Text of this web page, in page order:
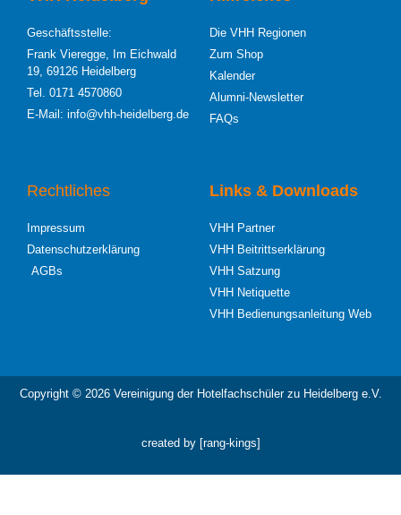
Geschäftsstelle:
Frank Vieregge, Im Eichwald
19, 69126 Heidelberg
Tel. 0171 4570860
E-Mail: info@vhh-heidelberg.de
Die VHH Regionen
Zum Shop
Kalender
Alumni-Newsletter
FAQs
Rechtliches
Impressum
Datenschutzerklärung
AGBs
Links & Downloads
VHH Partner
VHH Beitrittserklärung
VHH Satzung
VHH Netiquette
VHH Bedienungsanleitung Web
Copyright © 2026 Vereinigung der Hotelfachschüler zu Heidelberg e.V.
created by [rang-kings]